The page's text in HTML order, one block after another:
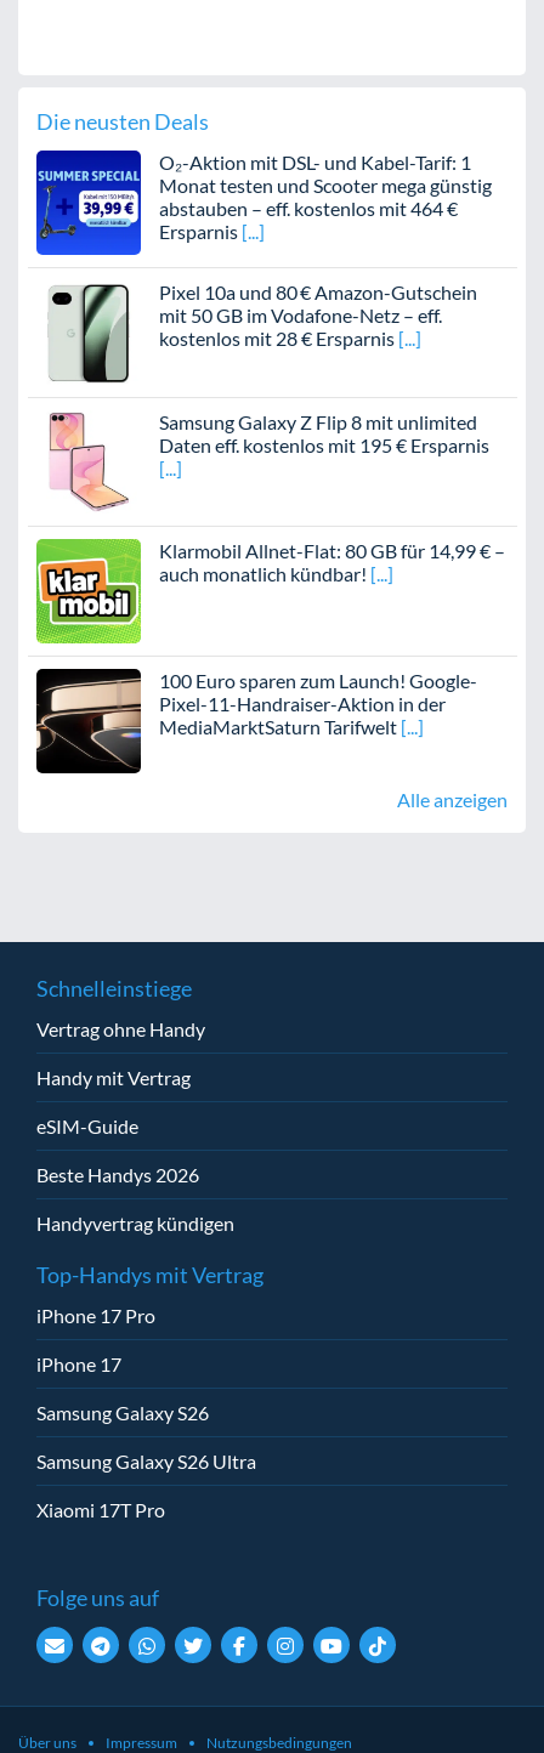
Die neusten Deals
O₂-Aktion mit DSL- und Kabel-Tarif: 1
Monat testen und Scooter mega günstig
abstauben – eff. kostenlos mit 464 €
Ersparnis
Pixel 10a und 80 € Amazon-Gutschein
mit 50 GB im Vodafone-Netz – eff.
kostenlos mit 28 € Ersparnis
Samsung Galaxy Z Flip 8 mit unlimited
Daten eff. kostenlos mit 195 € Ersparnis
Klarmobil Allnet-Flat: 80 GB für 14,99 € –
auch monatlich kündbar!
100 Euro sparen zum Launch! Google-
Pixel-11-Handraiser-Aktion in der
MediaMarktSaturn Tarifwelt
Alle anzeigen
Schnelleinstiege
Vertrag ohne Handy
Handy mit Vertrag
eSIM-Guide
Beste Handys 2026
Handyvertrag kündigen
Top-Handys mit Vertrag
iPhone 17 Pro
iPhone 17
Samsung Galaxy S26
Samsung Galaxy S26 Ultra
Xiaomi 17T Pro
Folge uns auf
Über uns Impressum Nutzungsbedingungen